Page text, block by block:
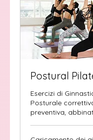
Postural
Esercizi di
Posturale
preventiva,